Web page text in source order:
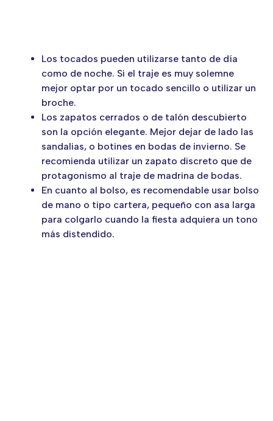
Los tocados pueden utilizarse tanto de día
como de noche. Si el traje es muy solemne
mejor optar por un tocado sencillo o utilizar un
broche.
Los zapatos cerrados o de talón descubierto
son la opción elegante. Mejor dejar de lado las
sandalias, o botines en bodas de invierno. Se
recomienda utilizar un zapato discreto que de
protagonismo al traje de madrina de bodas.
En cuanto al bolso, es recomendable usar bolso
de mano o tipo cartera, pequeño con asa larga
para colgarlo cuando la fiesta adquiera un tono
más distendido.